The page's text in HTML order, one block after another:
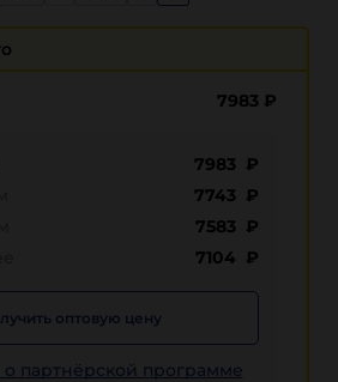
7983 ₽
7983 ₽
7743 ₽
7583 ₽
7104 ₽
оптовую цену
партнёрской программе